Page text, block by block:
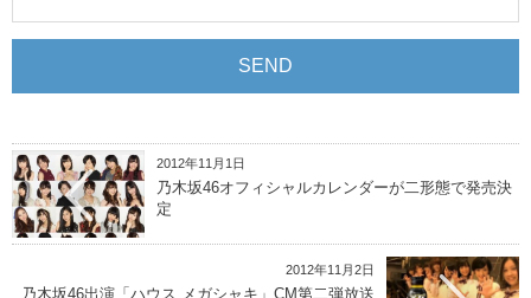
2012年11月1日
乃木坂46オフィシャルカレンダーが二形態で発売決
定
2012年11月2日
乃木坂46出演「ハウス メガシャキ」CM第二弾放送